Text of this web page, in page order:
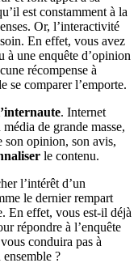
est constamment à la
Or, l’interactivité
En effet, vous avez
à une enquête d’opinion
récompense à
se comparer l’emporte.
. Internet
de grande masse,
son opinion, son avis,
le contenu.
l’intérêt d’un
le dernier rempart
En effet, vous est-il déjà
répondre à l’enquête
conduira pas à
?